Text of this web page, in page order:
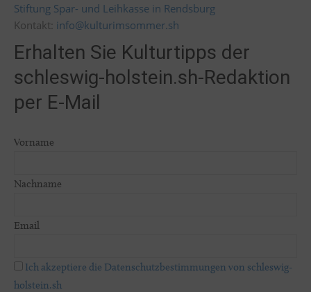
Stiftung Spar- und Leihkasse in Rendsburg
Kontakt: info@kulturimsommer.sh
Erhalten Sie Kulturtipps der
schleswig-holstein.sh-Redaktion
per E-Mail
Vorname
Nachname
Email
Ich akzeptiere die Datenschutzbestimmungen von schleswig-
holstein.sh